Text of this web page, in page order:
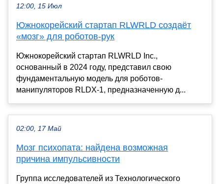
12:00, 15 Июл
Южнокорейский стартап RLWRLD создаёт
«мозг» для роботов-рук
Южнокорейский стартап RLWRLD Inc.,
основанный в 2024 году, представил свою
фундаментальную модель для роботов-
манипуляторов RLDX-1, предназначенную д...
02:00, 17 Май
Мозг психопата: найдена возможная
причина импульсивности
Группа исследователей из Технологического